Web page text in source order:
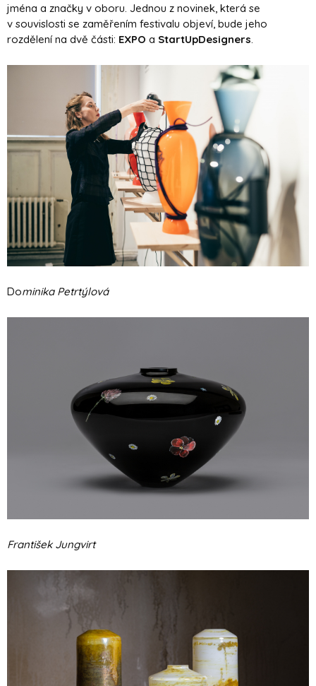
jména a značky v oboru. Jednou z novinek, která se
v souvislosti se zaměřením festivalu objeví, bude jeho
rozdělení na dvě části: EXPO a StartUpDesigners.
Dominika Petrtýlová
František Jungvirt